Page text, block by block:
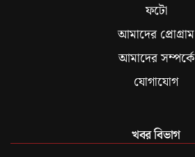
ফটো
আমাদের প্রোগ্রাম
আমাদের সম্পর্কে
যোগাযোগ
খবর বিভাগ